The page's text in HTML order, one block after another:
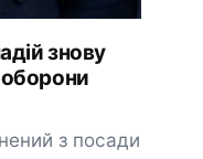
знову
оборони
з посади